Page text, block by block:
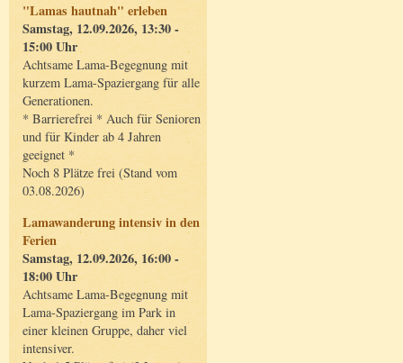
"Lamas hautnah" erleben
Samstag, 12.09.2026, 13:30 -
15:00 Uhr
Achtsame Lama-Begegnung mit
kurzem Lama-Spaziergang für alle
Generationen.
* Barrierefrei * Auch für Senioren
und für Kinder ab 4 Jahren
geeignet *
Noch 8 Plätze frei (Stand vom
03.08.2026)
Lamawanderung intensiv in den
Ferien
Samstag, 12.09.2026, 16:00 -
18:00 Uhr
Achtsame Lama-Begegnung mit
Lama-Spaziergang im Park in
einer kleinen Gruppe, daher viel
intensiver.